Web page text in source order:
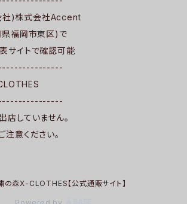
社)株式会社Accent
福岡市東区)で
サイトで確認可能
していません。
注意ください。
森X-CLOTHES【公式通販サイト】